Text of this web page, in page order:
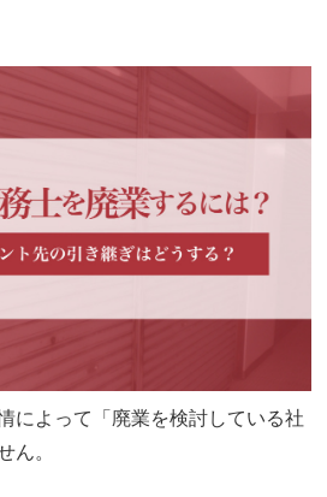
によって「廃業を検討している社
ん。